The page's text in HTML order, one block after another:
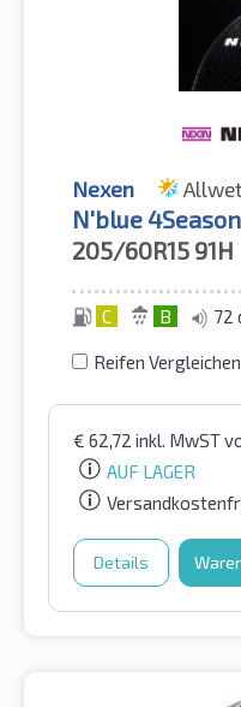
Nexen
N'blue
205/60R15 91H
C B 72
Reifen Vergleichen
€ 62,72 inkl. MwST
AUF LAGER
Details